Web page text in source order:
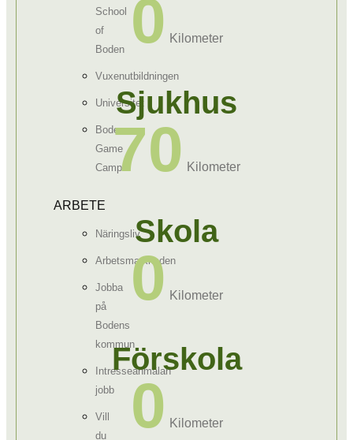
School
of
Boden
Vuxenutbildningen
Universitet
Boden
Game
Camp
ARBETE
Näringsliv
Arbetsmarknaden
Jobba
på
Bodens
kommun
Intresseanmälan
jobb
Vill
du
0 Kilometer
Sjukhus
70 Kilometer
Skola
0 Kilometer
Förskola
0 Kilometer